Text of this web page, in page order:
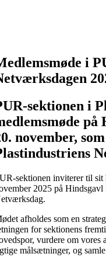
i
sektionen i
på
november,
sektionen inviterer til sit
2025 på
afholdes som en
for sektionens
vurdere om vores
målsætninger, og